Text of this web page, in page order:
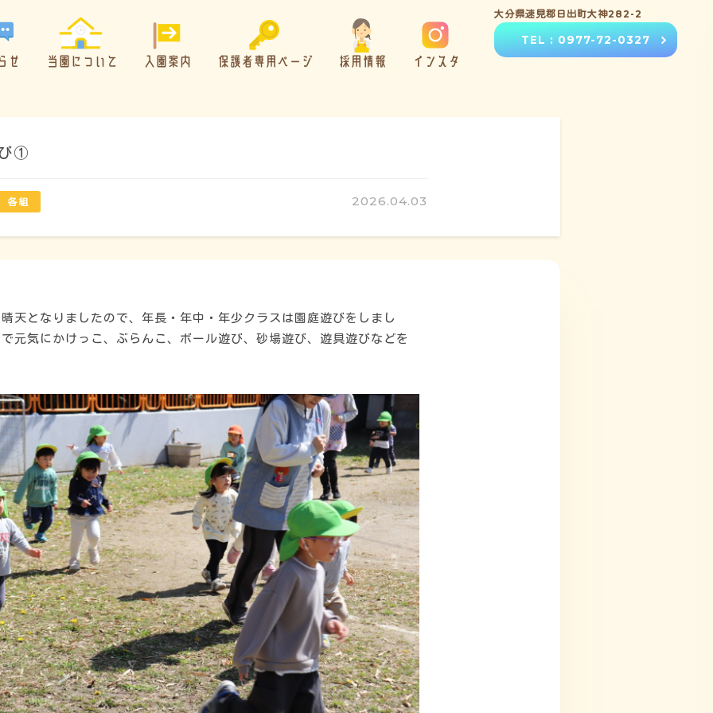
せ 当園について 入園案内 保護者専用ページ 採用情報 インスタ
大分県速見郡日出町大神282-2
TEL : 0977-72-0327
①
2026.04.03
天となりましたので、年長・年中・年少クラスは園庭遊びをしまし
元気にかけっこ、ぶらんこ、ボール遊び、砂場遊び、遊具遊びなどを
年間行事
施設の紹介
情報公開